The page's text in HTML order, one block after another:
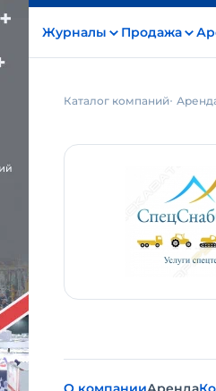
Журналы Продажа
Каталог компаний